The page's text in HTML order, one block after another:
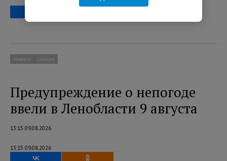
Новости Социум
Предупреждение о непогоде
ввели в Ленобласти 9 августа
13:15 09.08.2026
13:15 09.08.2026